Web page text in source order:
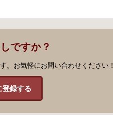
ですか？
。お気軽にお問い合わせください！
登録する